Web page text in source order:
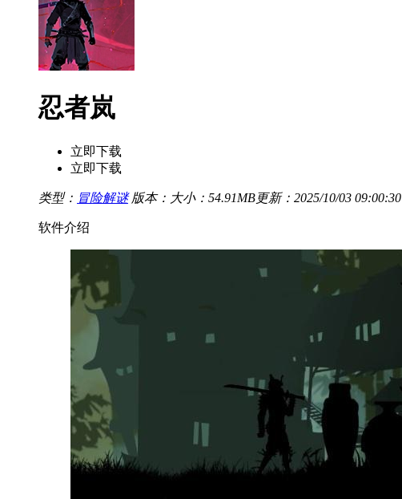
忍者岚
立即下载
立即下载
类型： 冒险解谜 版本： 大小：54.91MB更新：2025/10/03 09:00:30
软件介绍